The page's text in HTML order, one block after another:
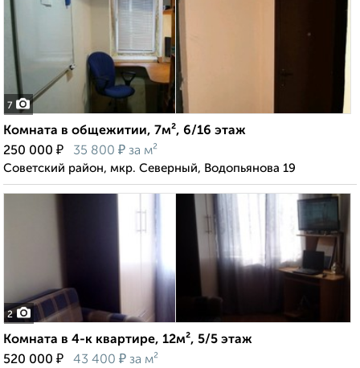
7
Комната в общежитии, 7м², 6/16 этаж
250 000 ₽ 35 800 ₽ за м²
Советский район, мкр. Северный, Водопьянова 19
2
Комната в 4-к квартире, 12м², 5/5 этаж
520 000 ₽ 43 400 ₽ за м²